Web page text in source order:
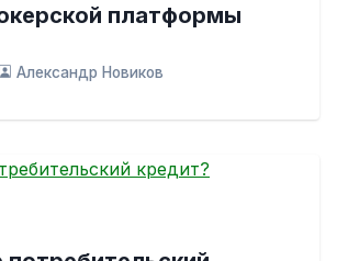
платформы
Александр Новиков